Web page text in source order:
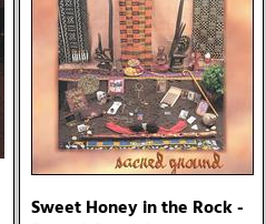
JAYHAWKS:
Sweet Honey in the Rock -